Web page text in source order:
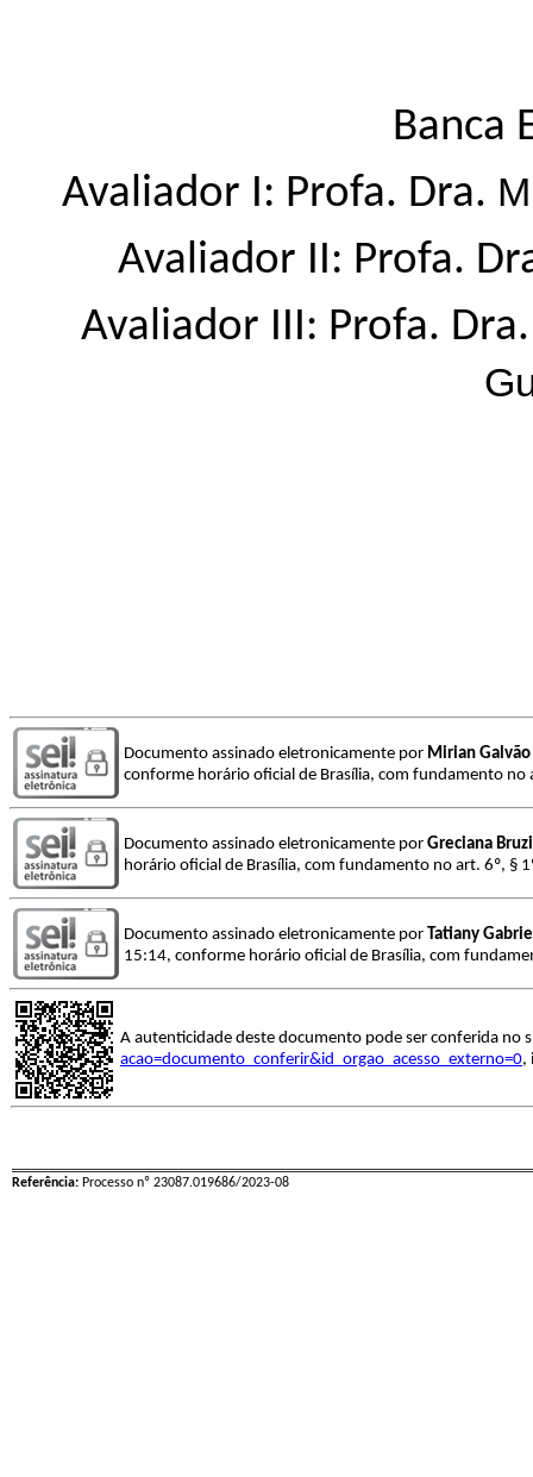
Banca
Avaliador I: Profa. Dra.
Avaliador II: Profa.
Avaliador III: Profa.
Documento assinado eletronicamente por Mirian
conforme horário oficial de Brasília, com fundamento no
Documento assinado eletronicamente por Greciana
horário oficial de Brasília, com fundamento no art. 6º, §
Documento assinado eletronicamente por Tatiany
15:14, conforme horário oficial de Brasília, com
A autenticidade deste documento pode ser conferida no
acao=documento_conferir&id_orgao_acesso_externo=0,
Referência: Processo nº 23087.019686/2023-08